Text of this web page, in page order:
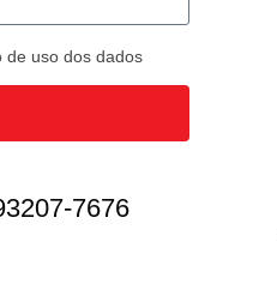
de uso dos dados
7676